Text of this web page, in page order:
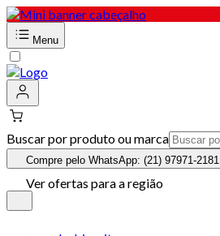
Menu
Buscar por produto ou marca
Compre pelo WhatsApp: (21) 97971-2181
Ver ofertas para a região